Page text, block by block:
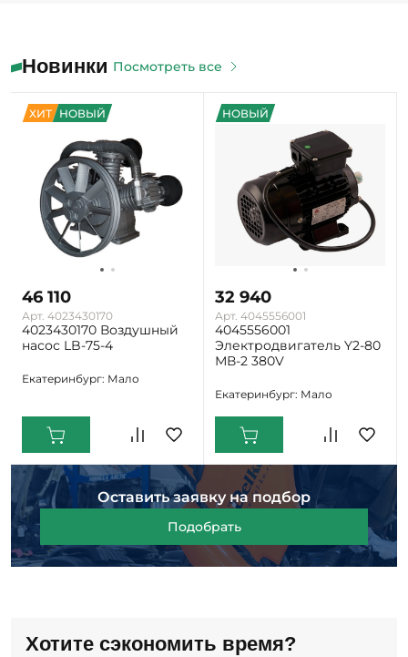
Новинки Посмотреть все
ХИТ НОВЫЙ
46 110
Арт. 4023430170
4023430170 Воздушный
насос LB-75-4
Екатеринбург: Мало
НОВЫЙ
32 940
Арт. 4045556001
4045556001
Электродвигатель Y2-80
МВ-2 380V
Екатеринбург: Мало
Оставить заявку на подбор
Подобрать
Хотите сэкономить время?